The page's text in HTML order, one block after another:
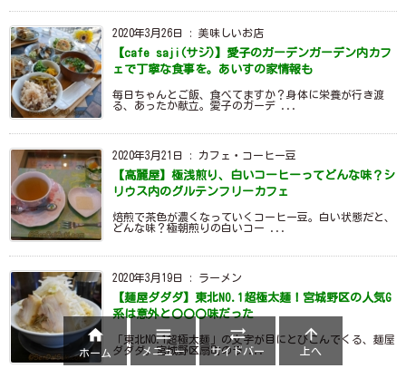
2020年3月26日 : 美味しいお店
【cafe saji(サジ)】愛子のガーデンガーデン内カフ
ェで丁寧な食事を。あいすの家情報も
毎日ちゃんとご飯、食べてますか？身体に栄養が行き渡
る、あったか献立。愛子のガーデ ...
2020年3月21日 : カフェ・コーヒー豆
【高麗屋】極浅煎り、白いコーヒーってどんな味？シ
リウス内のグルテンフリーカフェ
焙煎で茶色が濃くなっていくコーヒー豆。白い状態だと、
どんな味？極朝煎りの白いコー ...
2020年3月19日 : ラーメン
【麺屋ダダダ】東北NO.1超極太麺！宮城野区の人気G
系は意外と〇〇〇味だった
「東北NO.1超極太麺」の文字が目にとびこんでくる、麺屋
ダダダ。宮城野区扇町のラ ...

ホーム

メニュー

サイドバー

上へ